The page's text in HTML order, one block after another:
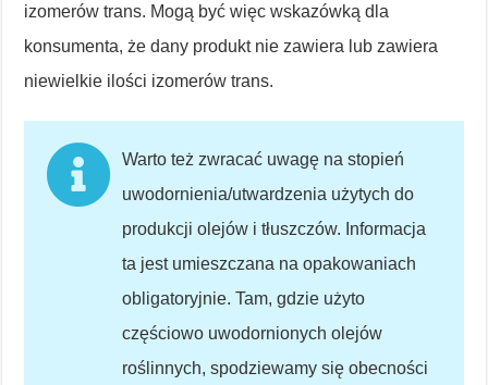
izomerów trans. Mogą być więc wskazówką dla
konsumenta, że dany produkt nie zawiera lub zawiera
niewielkie ilości izomerów trans.
Warto też zwracać uwagę na stopień
uwodornienia/utwardzenia użytych do
produkcji olejów i tłuszczów. Informacja
ta jest umieszczana na opakowaniach
obligatoryjnie. Tam, gdzie użyto
częściowo uwodornionych olejów
roślinnych, spodziewamy się obecności